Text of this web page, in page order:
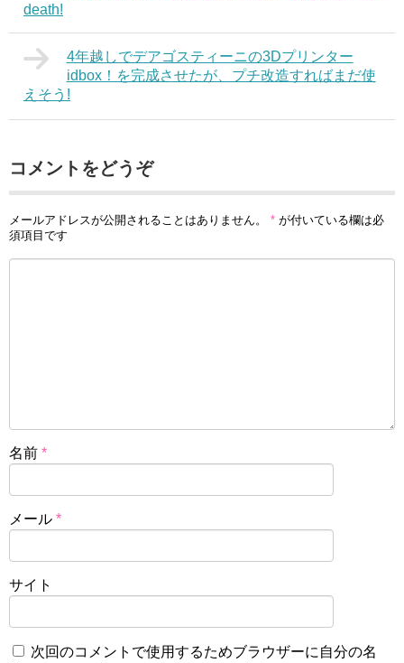
death!
4年越しでデアゴスティーニの3Dプリンター
idbox！を完成させたが、プチ改造すればまだ使
えそう!
コメントをどうぞ
メールアドレスが公開されることはありません。 * が付いている欄は必
須項目です
名前 *
メール *
サイト
次回のコメントで使用するためブラウザーに自分の名